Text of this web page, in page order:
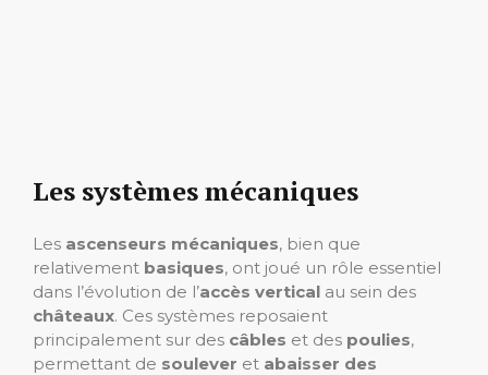
Les systèmes mécaniques
Les ascenseurs mécaniques, bien que
relativement basiques, ont joué un rôle essentiel
dans l’évolution de l’accès vertical au sein des
châteaux. Ces systèmes reposaient
principalement sur des câbles et des poulies,
permettant de soulever et abaisser des